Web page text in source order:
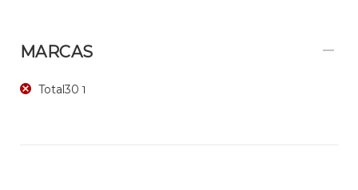
MARCAS
Total30 1